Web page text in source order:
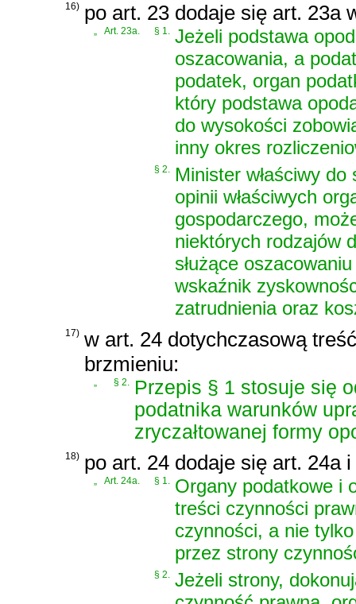
16) po art. 23 dodaje się art. 23a
„ Art. 23a. § 1. Jeżeli podstawa
oszacowania, a
podatek, organ
który podstawa
do wysokości
inny okres
§ 2. Minister właściwy
opinii właściwych
gospodarczego,
niektórych rodzajów
służące
wskaźnik
zatrudnienia oraz
17) w art. 24 dotychczasową
brzmieniu:
§ 2.
Przepis § 1 stosuje się
podatnika warunków
zryczałtowanej formy
18) po art. 24 dodaje się art. 24a
„ Art. 24a. § 1. Organy podatkowe i
treści czynności
czynności, a nie
przez strony
§ 2. Jeżeli strony,